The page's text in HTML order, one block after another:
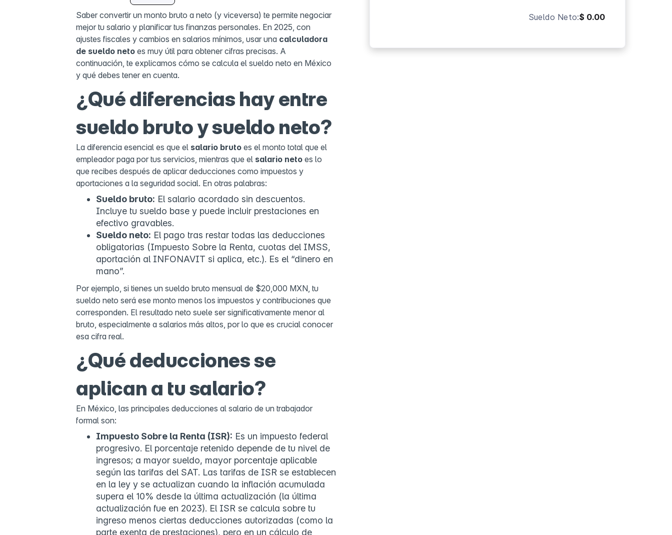
Sueldo Neto:$ 0.00
Saber convertir un monto bruto a neto (y viceversa) te permite negociar
mejor tu salario y planificar tus finanzas personales. En 2025, con
ajustes fiscales y cambios en salarios mínimos, usar una calculadora
de sueldo neto es muy útil para obtener cifras precisas. A
continuación, te explicamos cómo se calcula el sueldo neto en México
y qué debes tener en cuenta.
¿Qué diferencias hay entre
sueldo bruto y sueldo neto?
La diferencia esencial es que el salario bruto es el monto total que el
empleador paga por tus servicios, mientras que el salario neto es lo
que recibes después de aplicar deducciones como impuestos y
aportaciones a la seguridad social. En otras palabras:
Sueldo bruto: El salario acordado sin descuentos.
Incluye tu sueldo base y puede incluir prestaciones en
efectivo gravables.
Sueldo neto: El pago tras restar todas las deducciones
obligatorias (Impuesto Sobre la Renta, cuotas del IMSS,
aportación al INFONAVIT si aplica, etc.). Es el “dinero en
mano”.
Por ejemplo, si tienes un sueldo bruto mensual de $20,000 MXN, tu
sueldo neto será ese monto menos los impuestos y contribuciones que
corresponden. El resultado neto suele ser significativamente menor al
bruto, especialmente a salarios más altos, por lo que es crucial conocer
esa cifra real.
¿Qué deducciones se
aplican a tu salario?
En México, las principales deducciones al salario de un trabajador
formal son:
Impuesto Sobre la Renta (ISR): Es un impuesto federal
progresivo. El porcentaje retenido depende de tu nivel de
ingresos; a mayor sueldo, mayor porcentaje aplicable
según las tarifas del SAT. Las tarifas de ISR se establecen
en la ley y se actualizan cuando la inflación acumulada
supera el 10% desde la última actualización (la última
actualización fue en 2023). El ISR se calcula sobre tu
ingreso menos ciertas deducciones autorizadas (como la
parte exenta de prestaciones), pero en un cálculo de